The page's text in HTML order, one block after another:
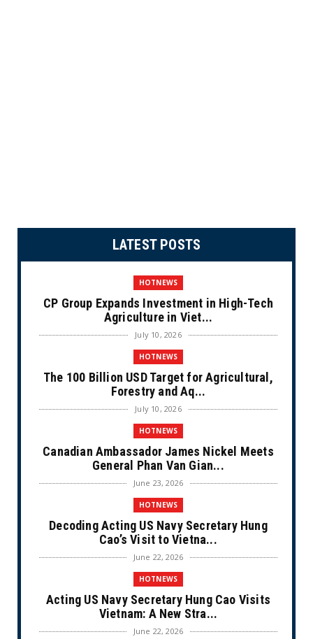
LATEST POSTS
HOTNEWS
CP Group Expands Investment in High-Tech
Agriculture in Viet...
July 10, 2026
HOTNEWS
The 100 Billion USD Target for Agricultural,
Forestry and Aq...
July 10, 2026
HOTNEWS
Canadian Ambassador James Nickel Meets
General Phan Van Gian...
June 23, 2026
HOTNEWS
Decoding Acting US Navy Secretary Hung
Cao’s Visit to Vietna...
June 22, 2026
HOTNEWS
Acting US Navy Secretary Hung Cao Visits
Vietnam: A New Stra...
June 22, 2026